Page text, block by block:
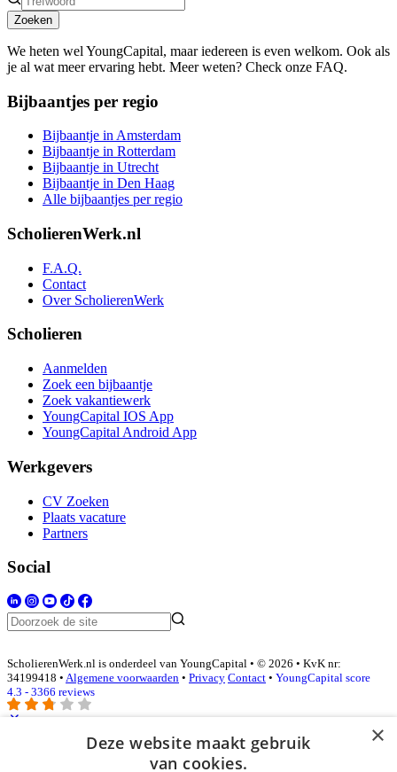
Zoeken
We heten wel YoungCapital, maar iedereen is even welkom. Ook als
je al wat meer ervaring hebt. Meer weten? Check onze FAQ.
Bijbaantjes per regio
Bijbaantje in Amsterdam
Bijbaantje in Rotterdam
Bijbaantje in Utrecht
Bijbaantje in Den Haag
Alle bijbaantjes per regio
ScholierenWerk.nl
F.A.Q.
Contact
Over ScholierenWerk
Scholieren
Aanmelden
Zoek een bijbaantje
Zoek vakantiewerk
YoungCapital IOS App
YoungCapital Android App
Werkgevers
CV Zoeken
Plaats vacature
Partners
Social
ScholierenWerk.nl is onderdeel van YoungCapital • © 2026 • KvK nr:
34199418 • Algemene voorwaarden • Privacy Contact • YoungCapital score
4.3 - 3366 reviews
Inloggen als bedrijf
×
Deze website maakt gebruik
van cookies.